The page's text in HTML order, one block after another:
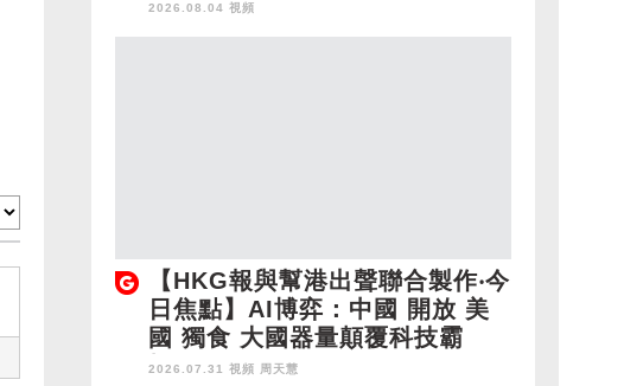
2026.08.04 視頻
【HKG報與幫港出聲聯合製作‧今
日焦點】AI博弈：中國 開放 美
國 獨食 大國器量顛覆科技霸
權！
2026.07.31 視頻 周天慧